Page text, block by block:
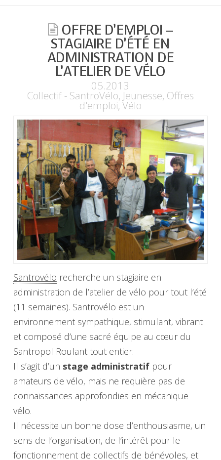
OFFRE D’EMPLOI –
STAGIAIRE D’ÉTÉ EN
ADMINISTRATION DE
L’ATELIER DE VÉLO
05.2013
Collectif - SantroVélo, Jeunesse, Offres
d'emploi,Vélo
Santrovélo recherche un stagiaire en
administration de l’atelier de vélo pour tout l’été
(11 semaines). Santrovélo est un
environnement sympathique, stimulant, vibrant
et composé d’une sacré équipe au cœur du
Santropol Roulant tout entier.
Il s’agit d’un stage administratifpour
amateurs de vélo, mais ne requière pas de
connaissances approfondies en mécanique
vélo.
Il nécessite un bonne dose d’enthousiasme, un
sens de l’organisation, de l’intérêt pour le
fonctionnement de collectifs de bénévoles, et